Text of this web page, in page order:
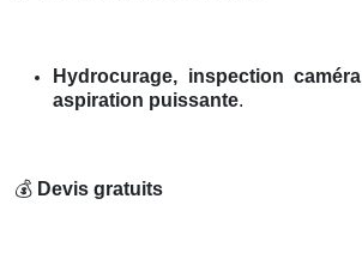
Hydrocurage, inspection
aspiration puissante.
💰 Devis gratuits